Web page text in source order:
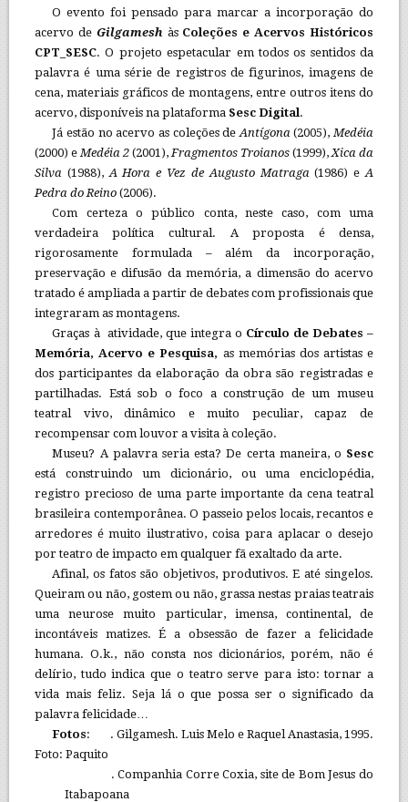
O evento foi pensado para marcar a incorporação do
acervo de Gilgamesh às Coleções e Acervos Históricos
CPT_SESC. O projeto espetacular em todos os sentidos da
palavra é uma série de registros de figurinos, imagens de
cena, materiais gráficos de montagens, entre outros itens do
acervo, disponíveis na plataforma Sesc Digital.
Já estão no acervo as coleções de Antígona (2005), Medéia
(2000) e Medéia 2 (2001), Fragmentos Troianos (1999),Xica da
Silva (1988), A Hora e Vez de Augusto Matraga(1986) eA
Pedra do Reino (2006).
Com certeza o público conta, neste caso, com uma
verdadeira política cultural. A proposta é densa,
rigorosamente formulada – além da incorporação,
preservação e difusão da memória, a dimensão do acervo
tratado é ampliada a partir de debates com profissionais que
integraram as montagens.
Graças à atividade, que integra o Círculo de Debates –
Memória, Acervo e Pesquisa, as memórias dos artistas e
dos participantes da elaboração da obra são registradas e
partilhadas. Está sob o foco a construção de um museu
teatral vivo, dinâmico e muito peculiar, capaz de
recompensar com louvor a visita à coleção.
Museu? A palavra seria esta? De certa maneira, o Sesc
está construindo um dicionário, ou uma enciclopédia,
registro precioso de uma parte importante da cena teatral
brasileira contemporânea. O passeio pelos locais, recantos e
arredores é muito ilustrativo, coisa para aplacar o desejo
por teatro de impacto em qualquer fã exaltado da arte.
Afinal, os fatos são objetivos, produtivos. E até singelos.
Queiram ou não, gostem ou não, grassa nestas praias teatrais
uma neurose muito particular, imensa, continental, de
incontáveis matizes. É a obsessão de fazer a felicidade
humana. O.k., não consta nos dicionários, porém, não é
delírio, tudo indica que o teatro serve para isto: tornar a
vida mais feliz. Seja lá o que possa ser o significado da
palavra felicidade…
Fotos: . Gilgamesh. Luis Melo e Raquel Anastasia, 1995.
Foto: Paquito
. Companhia Corre Coxia, site de Bom Jesus do
Itabapoana